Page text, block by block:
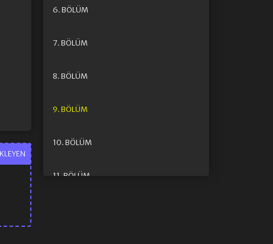
6. BÖLÜM
7. BÖLÜM
8. BÖLÜM
9. BÖLÜM
10. BÖLÜM
11. BÖLÜM